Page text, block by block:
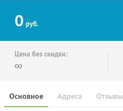
0 руб.
Цена без скидки:
∞
Основное Отзывы
Адреса